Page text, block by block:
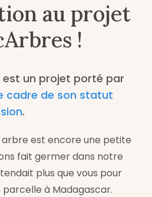
au projet
!
un projet porté par
cadre de son statut
.
est encore une petite
fait germer dans notre
plus que vous pour
à Madagascar.